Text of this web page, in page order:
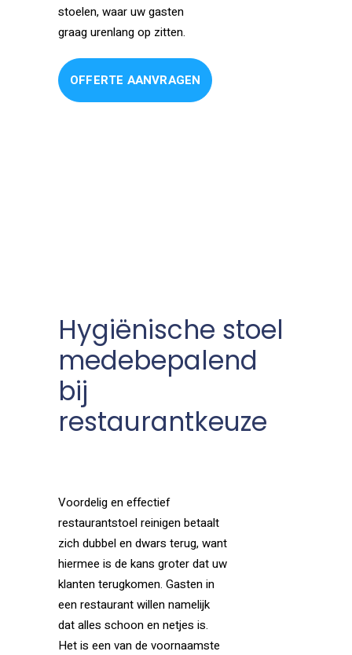
stoelen, waar uw gasten
graag urenlang op zitten.
OFFERTE AANVRAGEN
Hygiënische stoel
medebepalend
bij
restaurantkeuze
Voordelig en effectief
restaurantstoel reinigen betaalt
zich dubbel en dwars terug, want
hiermee is de kans groter dat uw
klanten terugkomen. Gasten in
een restaurant willen namelijk
dat alles schoon en netjes is.
Het is een van de voornaamste